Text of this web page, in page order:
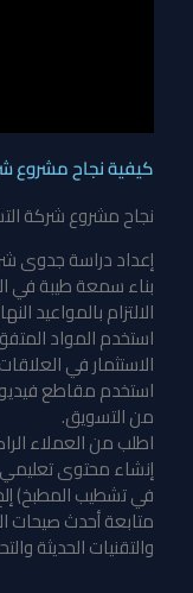
كيفية نجاح
نجاح مشروع شركة
إعداد دراسة جدوى
بناء سمعة طيبة في
الالتزام بالمواعيد
استخدم المواد
الاستثمار في
من التسويق.
اطلب من العملاء
إنشاء محتوى
في تشطيب المطبخ)
متابعة أحدث صيحات
والتقنيات الحديثة